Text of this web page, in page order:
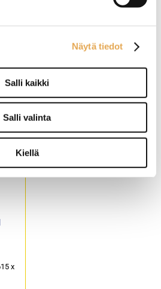
Näytä tiedot
Salli kaikki
Salli valinta
Kiellä
Säiliöpakastin Tefcold
Ulkomitat: (l) 1320 x (s) 650 x
Sisämitat: (l) 1180 x (s) 510 x
(k) 571 mm.
Sähköteho: 300 W / 230 V.
x